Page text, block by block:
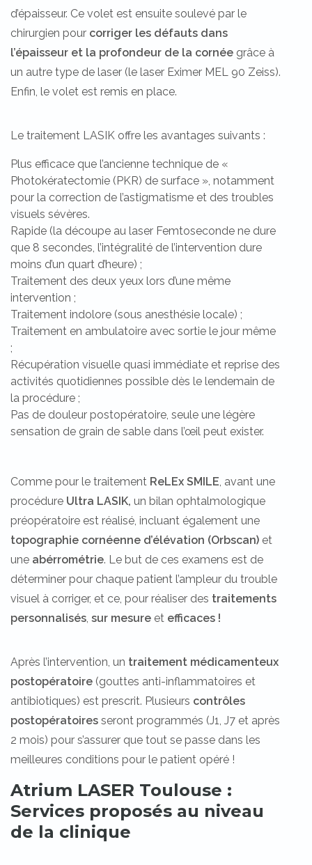
d’épaisseur. Ce volet est ensuite soulevé par le
chirurgien pour corriger les défauts dans
l’épaisseur et la profondeur de la cornée grâce à
un autre type de laser (le laser Eximer MEL 90 Zeiss).
Enfin, le volet est remis en place.
Le traitement LASIK offre les avantages suivants :
Plus efficace que l’ancienne technique de «
Photokératectomie (PKR) de surface », notamment
pour la correction de l’astigmatisme et des troubles
visuels sévères.
Rapide (la découpe au laser Femtoseconde ne dure
que 8 secondes, l’intégralité de l’intervention dure
moins d’un quart d’heure) ;
Traitement des deux yeux lors d’une même
intervention ;
Traitement indolore (sous anesthésie locale) ;
Traitement en ambulatoire avec sortie le jour même
;
Récupération visuelle quasi immédiate et reprise des
activités quotidiennes possible dès le lendemain de
la procédure ;
Pas de douleur postopératoire, seule une légère
sensation de grain de sable dans l’œil peut exister.
Comme pour le traitement ReLEx SMILE, avant une
procédure Ultra LASIK, un bilan ophtalmologique
préopératoire est réalisé, incluant également une
topographie cornéenne d’élévation (Orbscan) et
une abérrométrie. Le but de ces examens est de
déterminer pour chaque patient l’ampleur du trouble
visuel à corriger, et ce, pour réaliser des traitements
personnalisés, sur mesure et efficaces !
Après l’intervention, un traitement médicamenteux
postopératoire (gouttes anti-inflammatoires et
antibiotiques) est prescrit. Plusieurs contrôles
postopératoires seront programmés (J1, J7 et après
2 mois) pour s’assurer que tout se passe dans les
meilleures conditions pour le patient opéré !
Atrium LASER Toulouse :
Services proposés au niveau
de la clinique